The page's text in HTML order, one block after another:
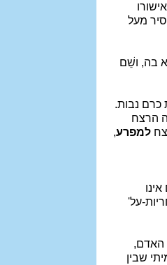
מעל
בה, ושֵׁם
כרם נבות.
הרצח
למפרע,
על'
האדם,
שבין